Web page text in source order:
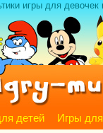
игры для
детей Игры